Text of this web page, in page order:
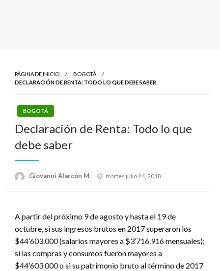
PÁGINA DE INICIO
BOGOTÁ
DECLARACIÓN DE RENTA: TODO LO QUE DEBE SABER
BOGOTÁ
Declaración de Renta: Todo lo que
debe saber
Giovanni Alarcón M.
Publicado
martes julio 24, 2018
A partir del próximo 9 de agosto y hasta el 19 de
octubre, si sus ingresos brutos en 2017 superaron los
$44’603.000 (salarios mayores a $3’716.916 mensuales);
si las compras y consumos fueron mayores a
$44’603.000 o si su patrimonio bruto al término de 2017